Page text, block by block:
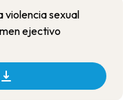
violencia sexual
ejectivo